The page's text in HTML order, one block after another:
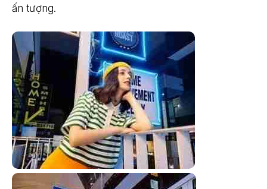
ấn tượng.